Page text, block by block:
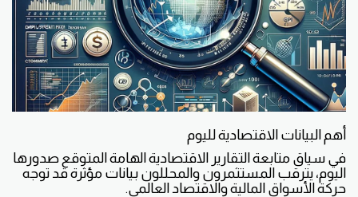
أهم البيانات الاقتصادية لليوم
في سياق متابعة التقارير الاقتصادية الهامة المتوقع صدورها
اليوم، يترقب المستثمرون والمحللون بيانات مؤثرة قد توجه
حركة الأسواق المالية والاقتصاد العالمي.